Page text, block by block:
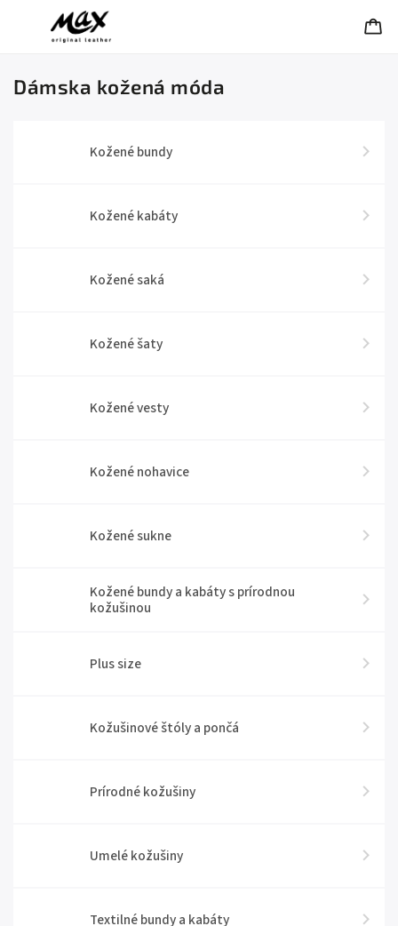
Dámska kožená móda
Kožené bundy
Kožené kabáty
Kožené saká
Kožené šaty
Kožené vesty
Kožené nohavice
Kožené sukne
Kožené bundy a kabáty s prírodnou
kožušinou
Plus size
Kožušinové štóly a pončá
Prírodné kožušiny
Umelé kožušiny
Textilné bundy a kabáty